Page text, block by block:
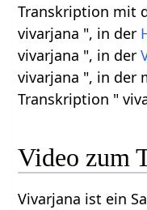
Transkription mit
vivarjana ", in der
vivarjana ", in der
vivarjana ", in der
Transkription "
Video zum
Vivarjana ist ein